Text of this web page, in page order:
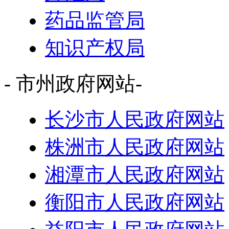
外汇局
药品监管局
知识产权局
- 市州政府网站-
长沙市人民政府网站
株洲市人民政府网站
湘潭市人民政府网站
衡阳市人民政府网站